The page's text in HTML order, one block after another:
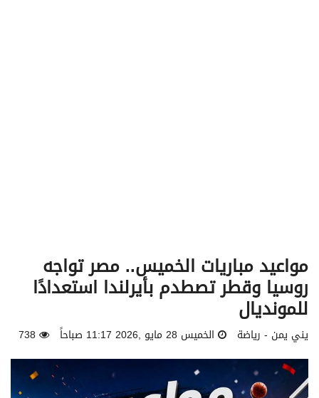
مواعيد مباريات الخميس.. مصر تواجه
روسيا وقطر تصطدم بأيرلندا استعدادًا
للمونديال
يني يمن - رياضة الخميس 28 مايو ,2026 11:17 صباحاً 738